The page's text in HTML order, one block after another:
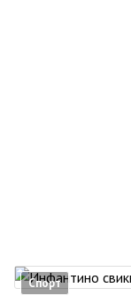
Спорт